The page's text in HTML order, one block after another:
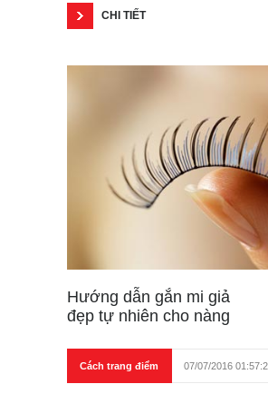
CHI TIẾT
Hướng dẫn gắn mi giả
đẹp tự nhiên cho nàng
Cách trang điểm 07/07/2016